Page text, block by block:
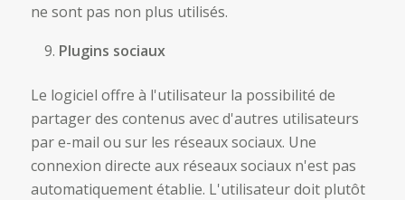
ne sont pas non plus utilisés.
Plugins sociaux
Le logiciel offre à l'utilisateur la possibilité de
partager des contenus avec d'autres utilisateurs
par e-mail ou sur les réseaux sociaux. Une
connexion directe aux réseaux sociaux n'est pas
automatiquement établie. L'utilisateur doit plutôt